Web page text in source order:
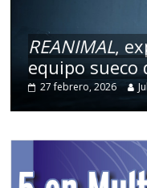
REANIMAL,
equipo sueco
27 febrero, 2026